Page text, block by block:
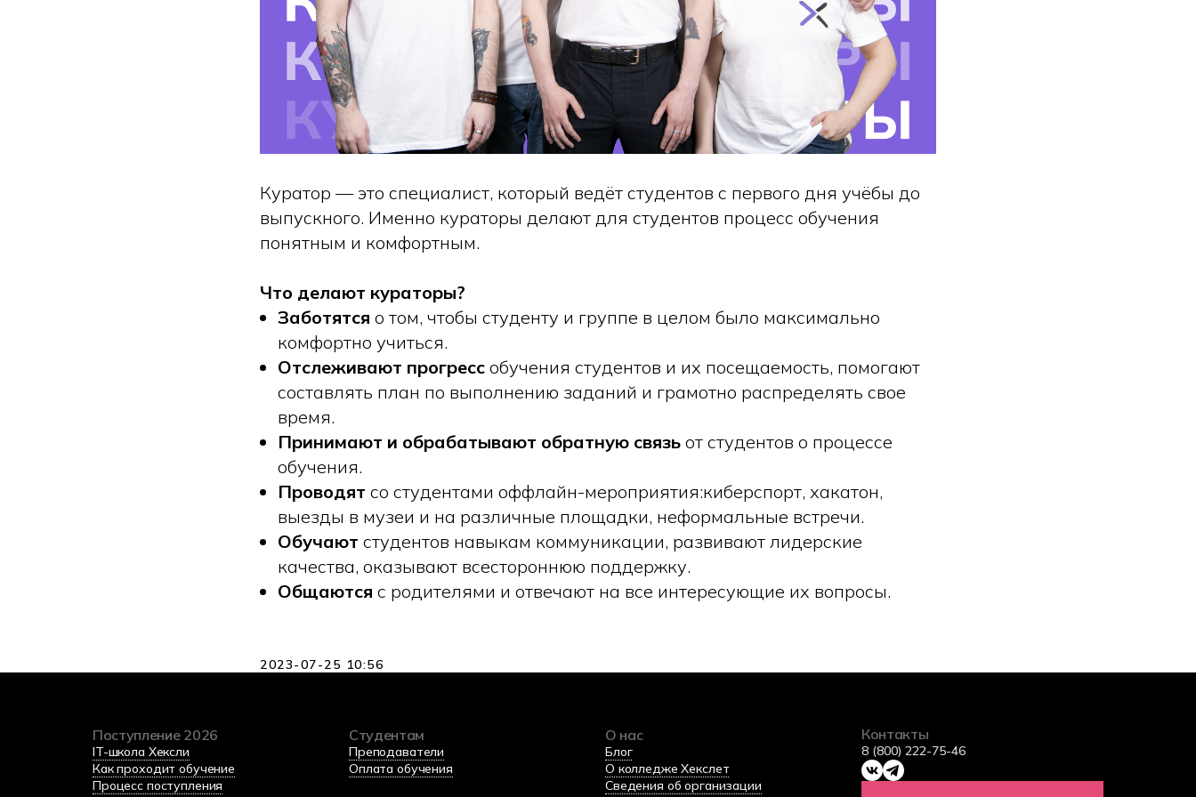
Куратор — это специалист, который ведёт студентов с первого дня учёбы до
выпускного. Именно кураторы делают для студентов процесс обучения
понятным и комфортным.
Что делают кураторы?
Заботятся о том, чтобы студенту и группе в целом было максимально
комфортно учиться.
Отслеживают прогресс обучения студентов и их посещаемость, помогают
составлять план по выполнению заданий и грамотно распределять свое
время.
Принимают и обрабатывают обратную связь от студентов о процессе
обучения.
Проводят со студентами оффлайн-мероприятия:киберспорт, хакатон,
выезды в музеи и на различные площадки, неформальные встречи.
Обучают студентов навыкам коммуникации, развивают лидерские
качества, оказывают всестороннюю поддержку.
Общаются с родителями и отвечают на все интересующие их вопросы.
2023-07-25 10:56
Контакты
8 (800) 222-75-46
О нас
Блог
О колледже Хекслет
Сведения об организации
Студентам
Преподаватели
Оплата обучения
Поступление 2026
IT-школа Хексли
Как проходит обучение
Процесс поступления